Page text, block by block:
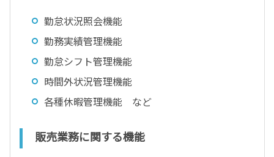
勤怠状況照会機能
勤務実績管理機能
勤怠シフト管理機能
時間外状況管理機能
各種休暇管理機能 など
販売業務に関する機能